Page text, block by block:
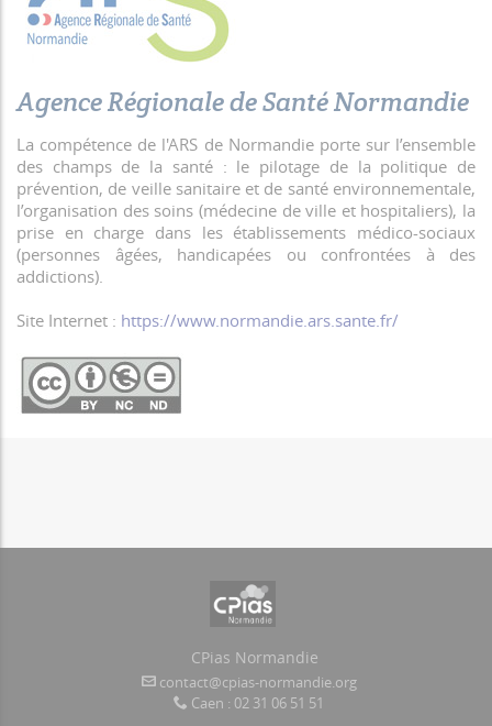
Agence Régionale de Santé Normandie
La compétence de l'ARS de Normandie porte sur l’ensemble
des champs de la santé : le pilotage de la politique de
prévention, de veille sanitaire et de santé environnementale,
l’organisation des soins (médecine de ville et hospitaliers), la
prise en charge dans les établissements médico-sociaux
(personnes âgées, handicapées ou confrontées à des
addictions).
Site Internet : https://www.normandie.ars.sante.fr/
CPias Normandie
contact@cpias-normandie.org
Caen : 02 31 06 51 51